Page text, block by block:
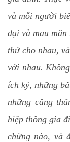
và mỗi người
đại và mau
thứ cho nhau,
với nhau.
ích kỷ, những
những căng
hiệp thông gia
chừng nào, và